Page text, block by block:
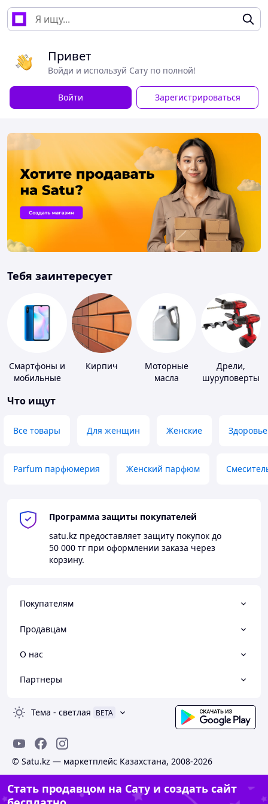
Привет
Войди и используй Сату по полной!
Войти Зарегистрироваться
Тебя заинтересует
Смартфоны и
мобильные
Кирпич
Моторные
масла
Дрели,
шуруповерты
Что ищут
Все товары Для женщин Женские Здоровье
Parfum парфюмерия Женский парфюм
Программа защиты покупателей
satu.kz предоставляет защиту покупок до
50 000 тг при оформлении заказа через
корзину.
Покупателям
Продавцам
О нас
Партнеры
Тема - светлая BETA
© Satu.kz — маркетплейс Казахстана, 2008-2026
Стать продавцом на Сату и создать сайт